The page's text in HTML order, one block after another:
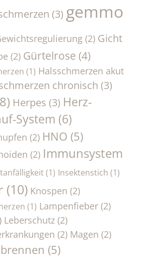
(3) gemmo
(2) Gicht
(2) Gürtelrose (4)
(1) Halsschmerzen akut
chronisch (3)
Herpes (3) Herz-
System (6)
(2) HNO (5)
(2) Immunsystem
(1) Insektenstich (1)
(10) Knospen (2)
(1) Lampenfieber(2)
Leberschutz(2)
(2) Magen (2)
(5)